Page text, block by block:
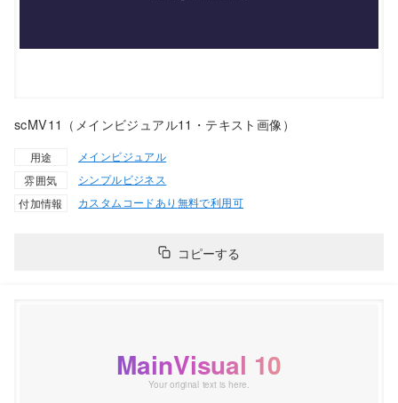
scMV11（メインビジュアル11・テキスト画像）
用途
メインビジュアル
雰囲気
シンプルビジネス
付加情報
カスタムコードあり 無料で利用可
コピーする